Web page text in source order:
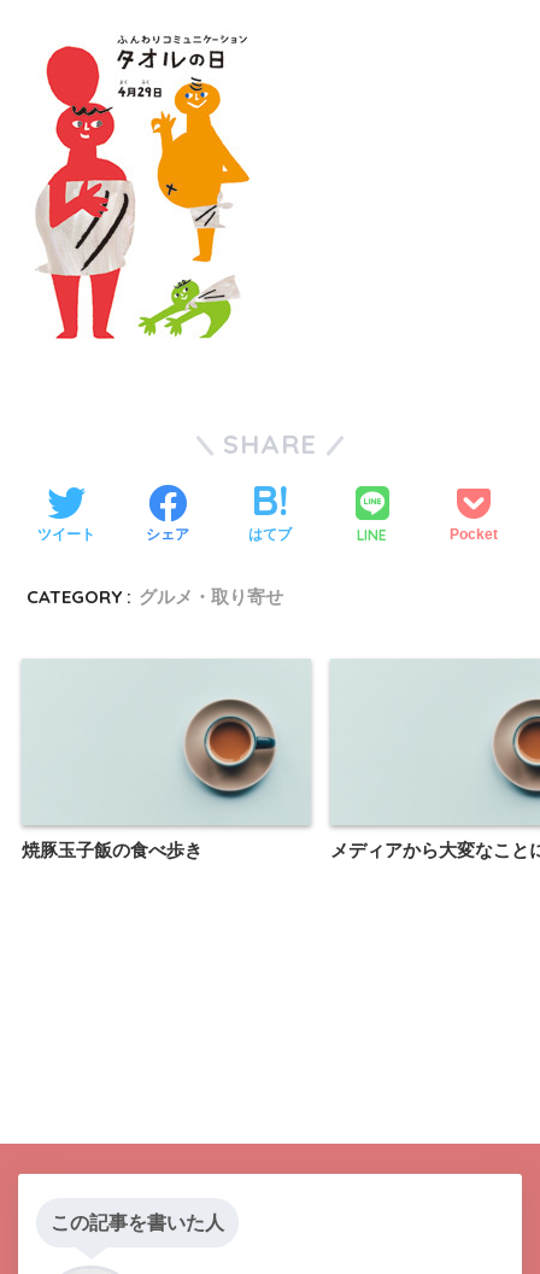
SHARE
ツイート シェア はてブ LINE Pocket
CATEGORY : グルメ・取り寄せ
焼豚玉子飯の食べ歩き メディアから大変なこと
この記事を書いた人